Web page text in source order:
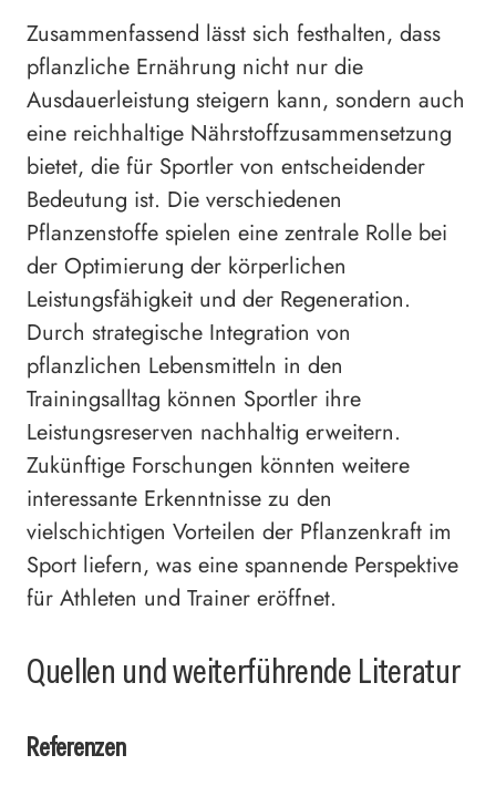
Zusammenfassend lässt sich festhalten, dass
pflanzliche Ernährung nicht nur die
Ausdauerleistung steigern kann, sondern auch
eine reichhaltige Nährstoffzusammensetzung
bietet, die für Sportler von entscheidender
Bedeutung ist. Die verschiedenen
Pflanzenstoffe spielen eine zentrale Rolle bei
der Optimierung der körperlichen
Leistungsfähigkeit und der Regeneration.
Durch strategische Integration von
pflanzlichen Lebensmitteln in den
Trainingsalltag können Sportler ihre
Leistungsreserven nachhaltig erweitern.
Zukünftige Forschungen könnten weitere
interessante Erkenntnisse zu den
vielschichtigen Vorteilen der Pflanzenkraft im
Sport liefern, was eine spannende Perspektive
für Athleten und Trainer eröffnet.
Quellen und weiterführende Literatur
Referenzen